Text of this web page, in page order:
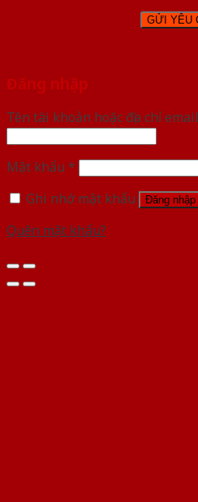
Đăng nhập
Tên tài khoản hoặc địa chỉ email
Mật khẩu *
Ghi nhớ mật khẩu
Đăng nhập
Quên mật khẩu?